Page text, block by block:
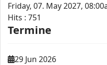
Friday, 07. May 2027,
Hits : 751
Termine
29 Jun 2026